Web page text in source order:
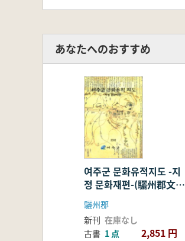
あなたへのおすすめ
여주군 문화유적지도 -지
정 문화재편-(驪州郡文化
遺蹟地図 -指定文化財
編-)
驪州郡
新刊 在庫なし
古書 1 点 2,851 円